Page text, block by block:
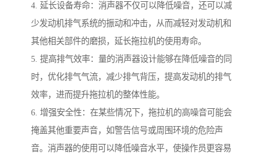
4. 延长设备寿命：消声器不仅可以降低噪音，还可以减
少发动机排气系统的振动和冲击，从而减轻对发动机和
其他相关部件的磨损，延长拖拉机的使用寿命。
5. 提高排气效率：量的消声器设计能够在降低噪音的同
时，优化排气气流，减少排气背压，提高发动机的排气
效率，进而提升拖拉机的整体性能。
6. 增强安全性：在某些情况下，拖拉机的高噪音可能会
掩盖其他重要声音，如警告信号或周围环境的危险声
音。消声器的使用可以降低噪音水平，使操作员更容易